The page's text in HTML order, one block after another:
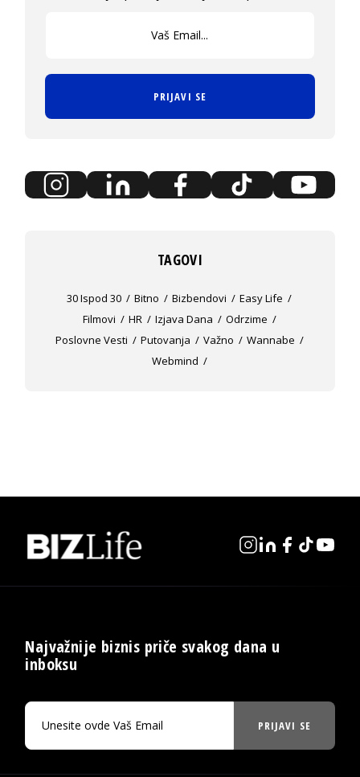
PRIJAVI SE
TAGOVI
30 Ispod 30 Bitno Bizbendovi
Easy Life
Filmovi
HR Izjava Dana
Odrzime
Poslovne Vesti
Putovanja Važno
Wannabe
Webmind
Najvažnije biznis priče svakog dana u
inboksu
PRIJAVI SE